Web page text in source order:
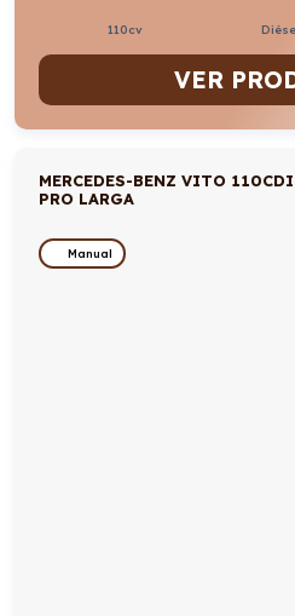
110cv
VER
MERCEDES-BENZ VITO
PRO LARGA
Manual